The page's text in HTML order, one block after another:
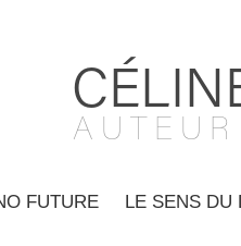
A U T E U
FUTURE LE SENS DU